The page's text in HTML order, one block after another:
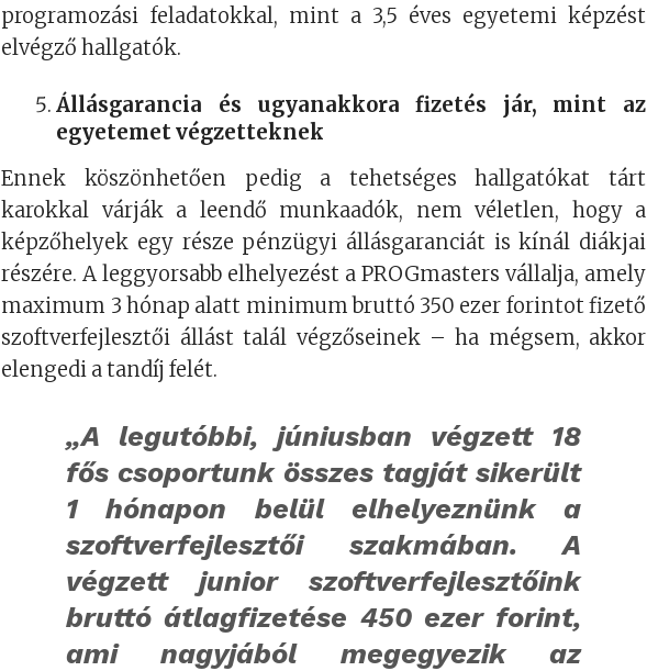
programozási feladatokkal, mint a 3,5 éves egyetemi képzést
elvégző hallgatók.
Állásgarancia és ugyanakkora fizetés jár, mint az
egyetemet végzetteknek
Ennek köszönhetően pedig a tehetséges hallgatókat tárt
karokkal várják a leendő munkaadók, nem véletlen, hogy a
képzőhelyek egy része pénzügyi állásgaranciát is kínál diákjai
részére. A leggyorsabb elhelyezést a PROGmasters vállalja, amely
maximum 3 hónap alatt minimum bruttó 350 ezer forintot fizető
szoftverfejlesztői állást talál végzőseinek – ha mégsem, akkor
elengedi a tandíj felét.
„A legutóbbi, júniusban végzett 18
fős csoportunk összes tagját sikerült
1 hónapon belül elhelyeznünk a
szoftverfejlesztői szakmában. A
végzett junior szoftverfejlesztőink
bruttó átlagfizetése 450 ezer forint,
ami nagyjából megegyezik az